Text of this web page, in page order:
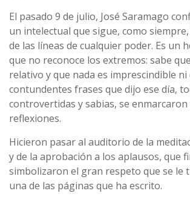
El pasado 9 de julio, José Saramago
un intelectual que sigue, como
de las lí­neas de cualquier poder. Es un
que no reconoce los extremos: sabe
relativo y que nada es imprescindible
contundentes frases que dijo ese dí­a,
controvertidas y sabias, se
reflexiones.
Hicieron pasar al auditorio de la
y de la aprobación a los aplausos, que
simbolizaron el gran respeto que se le
una de las páginas que ha escrito.